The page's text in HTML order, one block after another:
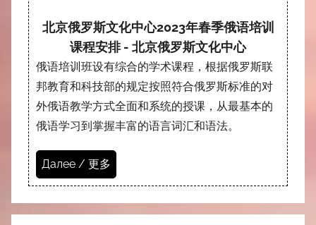
北京俄罗斯文化中心2023年春季俄语培训
课程安排 - 北京俄罗斯文化中心
俄语培训班设有综合的学术课程，根据俄罗斯联
邦教育和科技部的规定按照符合俄罗斯标准的对
外俄语教学方式全面和系统的授课，从最基本的
俄语学习到掌握丰富的语言词汇和语法。
Далее / 更多